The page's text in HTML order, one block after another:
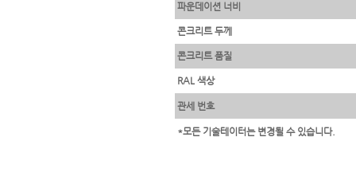
파운데이션 너비
콘크리트 두께
콘크리트 품질
RAL 색상
관세 번호
*모든 기술테이터는 변경될 수 있습니다.